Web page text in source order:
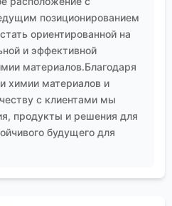
позиционированием
ориентированной на
и эффективной
материалов.Благодаря
химии материалов и
с клиентами мы
продукты и решения для
будущего для